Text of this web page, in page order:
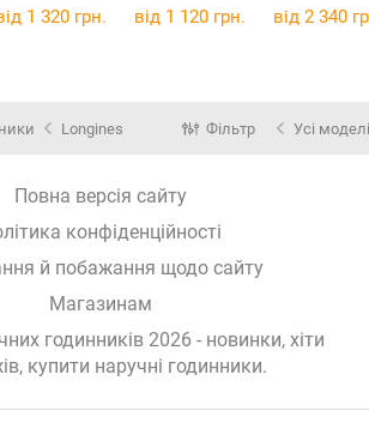
1 320 грн. від 1 120 грн. від 2 340
Longines Фільтр Усі моделі
Повна версія сайту
конфіденційності
й побажання щодо сайту
Магазинам
годинників 2026 - новинки, хіти
купити наручні годинники.